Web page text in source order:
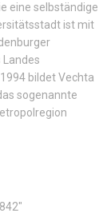
eine selbständige
ist mit
bildet Vechta
sogenannte